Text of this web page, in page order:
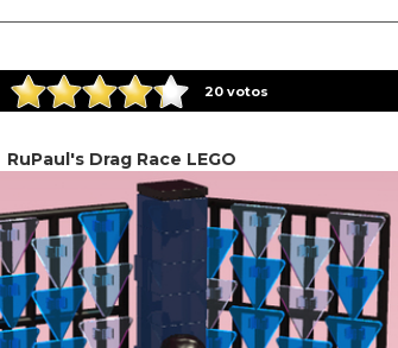
20 votos
RuPaul's Drag Race LEGO